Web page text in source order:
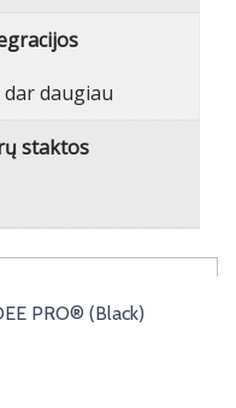
dar daugiau
staktos
PRO® (Black)